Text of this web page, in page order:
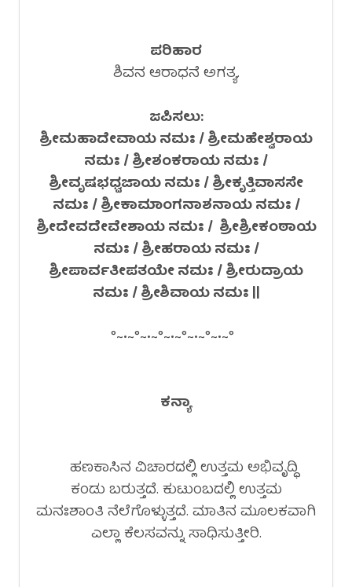
ಪರಿಹಾರ
ಶಿವನ ಆರಾಧನೆ ಅಗತ್ಯ.
ಜಪಿಸಲು:
ಶ್ರೀಮಹಾದೇವಾಯ ನಮಃ / ಶ್ರೀಮಹೇಶ್ವರಾಯ
ನಮಃ / ಶ್ರೀಶಂಕರಾಯ ನಮಃ /
ಶ್ರೀವೃಷಭಧ್ವಜಾಯ ನಮಃ / ಶ್ರೀಕೃತ್ತಿವಾಸಸೇ
ನಮಃ / ಶ್ರೀಕಾಮಾಂಗನಾಶನಾಯ ನಮಃ /
ಶ್ರೀದೇವದೇವೇಶಾಯ ನಮಃ / ಶ್ರೀಶ್ರೀಕಂಠಾಯ
ನಮಃ / ಶ್ರೀಹರಾಯ ನಮಃ /
ಶ್ರೀಪಾರ್ವತೀಪತಯೇ ನಮಃ / ಶ್ರೀರುದ್ರಾಯ
ನಮಃ / ಶ್ರೀಶಿವಾಯ ನಮಃ ||
°~•~°~•~°~•~°~•~°~•~°
ಕನ್ಯಾ
ಹಣಕಾಸಿನ ವಿಚಾರದಲ್ಲಿ ಉತ್ತಮ ಅಭಿವೃದ್ಧಿ
ಕಂಡು ಬರುತ್ತದೆ. ಕುಟುಂಬದಲ್ಲಿ ಉತ್ತಮ
ಮನಃಶಾಂತಿ ನೆಲೆಗೊಳ್ಳುತ್ತದೆ. ಮಾತಿನ ಮೂಲಕವಾಗಿ
ಎಲ್ಲಾ ಕೆಲಸವನ್ನು ಸಾಧಿಸುತ್ತೀರಿ.